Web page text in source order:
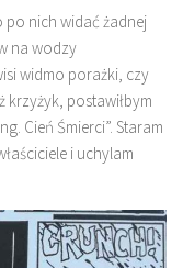
po nich widać żadnej
na wodzy
widmo porażki, czy
krzyżyk, postawiłbym
Cień Śmierci”. Staram
i uchylam